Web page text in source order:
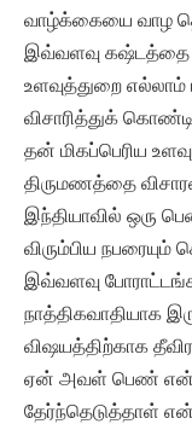
வாழ்க்கையை வாழ
இவ்வளவு கஷ்டத்தை
உளவுத்துறை
விசாரித்துக்
தன் மிகப்பெரிய
திருமணத்தை
இந்தியாவில் ஒரு
விரும்பிய
இவ்வளவு
நாத்திகவாதியாக
விஷயத்திற்காக
ஏன் அவள் பெண்
தேர்ந்தெடுத்தாள்